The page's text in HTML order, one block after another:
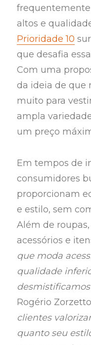
frequentemente
altos e
Prioridade 10
que desafia
Com uma
da ideia de que
muito para
ampla
um preço
Em tempos de
consumidores
proporcionam
e estilo, sem
Além de
acessórios e
que moda
qualidade
Rogério
clientes
quanto seu